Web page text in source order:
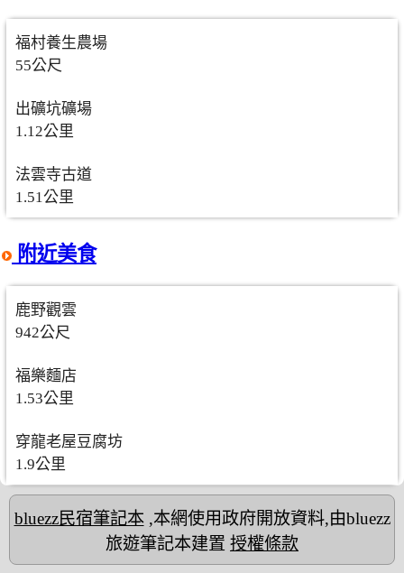
福村養生農場
55公尺
出礦坑礦場
1.12公里
法雲寺古道
1.51公里
附近美食
鹿野觀雲
942公尺
福樂麵店
1.53公里
穿龍老屋豆腐坊
1.9公里
bluezz民宿筆記本,本網使用政府開放資料,由bluezz
旅遊筆記本建置 授權條款